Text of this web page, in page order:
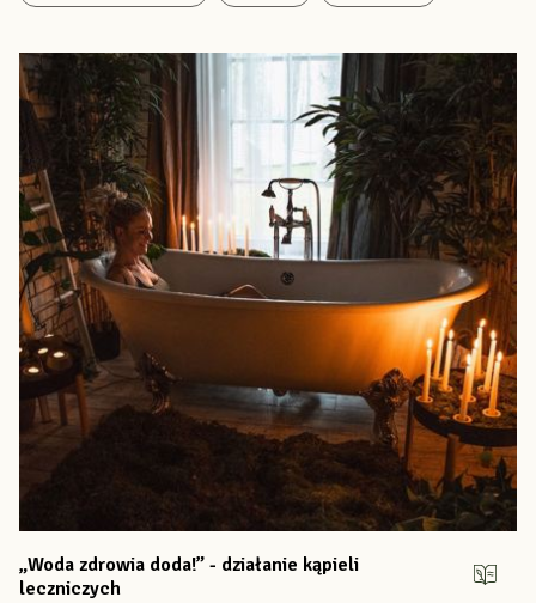
Azjatyckie afrodyzjaki dla mężczyzn
Pączki topoli czarnej - nasza lokalna bomba odpornościowa
Lukrecja i jej działanie przeciwwirusowe i przeciwdrobnoustrojowe
Neurogeneza cz. 3 - naturalni sprzymierzeńcy neurogenezy
Neurogeneza cz. 2 - Jak możemy na nią wpływać?
Neurogeneza cz. 1 - co to jest i na czym polega?
Najlepsze zioła na cukrzycę - subiektywny przegląd aktualnych
badań
Żeń szeń syberyjski i jego moc udokumentowana naukowo
CBD - kannabidiol. Właściwości i zastosowanie w medycynie
Ashwagandha FAQ
Czarnuszka - niedoceniane wsparcie w Hashimoto?
Czy warto stosować guggul w Hashimoto?
Kurkumina i resweratrol - przeciwzapalne combo idealne?
Jak działa ashwagandha w Hashimoto?
Zioła w Hashimoto - czy warto? Wstęp i kilka FAQ
zobacz więcej
„Woda zdrowia doda!” - działanie kąpieli
leczniczych